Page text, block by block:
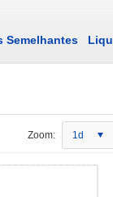
Semelhantes
Zoom: 1d